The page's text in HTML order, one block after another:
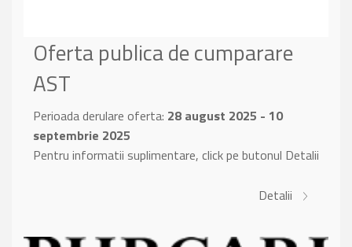
Oferta publica de cumparare
AST
Perioada derulare oferta: 28 august 2025 - 10
septembrie 2025
Pentru informatii suplimentare, click pe butonul Detalii
Detalii